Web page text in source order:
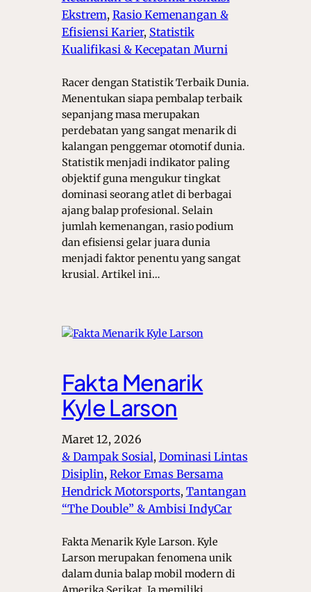
Ekstrem, Rasio Kemenangan &
Efisiensi Karier, Statistik
Kualifikasi & Kecepatan Murni
Racer dengan Statistik Terbaik Dunia.
Menentukan siapa pembalap terbaik
sepanjang masa merupakan
perdebatan yang sangat menarik di
kalangan penggemar otomotif dunia.
Statistik menjadi indikator paling
objektif guna mengukur tingkat
dominasi seorang atlet di berbagai
ajang balap profesional. Selain
jumlah kemenangan, rasio podium
dan efisiensi gelar juara dunia
menjadi faktor penentu yang sangat
krusial. Artikel ini…
Fakta Menarik
Kyle Larson
Maret 12, 2026
& Dampak Sosial, Dominasi Lintas
Disiplin, Rekor Emas Bersama
Hendrick Motorsports, Tantangan
“The Double” & Ambisi IndyCar
Fakta Menarik Kyle Larson. Kyle
Larson merupakan fenomena unik
dalam dunia balap mobil modern di